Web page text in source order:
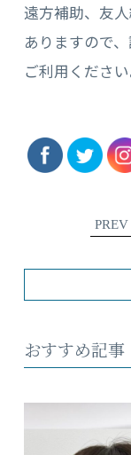
遠方補助、友
ありますので
ご利用ください
PREV
おすすめ記事